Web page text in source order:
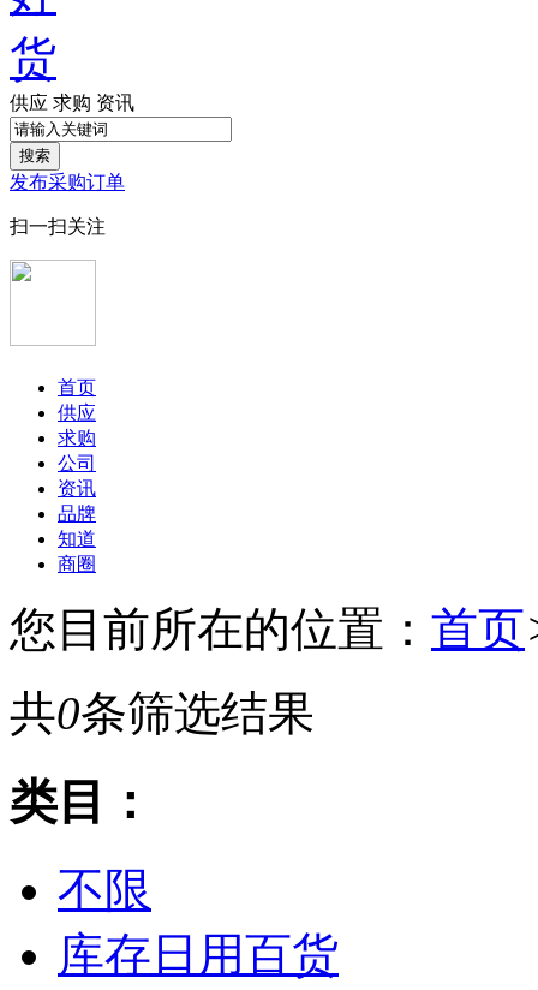
供应 求购 资讯
搜索
发布采购订单
扫一扫关注
首页
供应
求购
公司
资讯
品牌
知道
商圈
您目前所在的位置： 首页
共0条筛选结果
类目：
不限
库存日用百货